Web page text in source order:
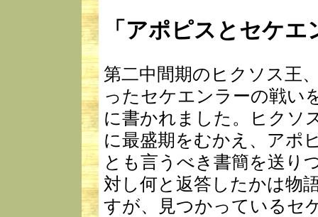
「アポピスとセケ
第二中間期のヒクソス王
ったセケエンラーの戦い
に書かれました。ヒクソ
に最盛期をむかえ、アポ
とも言うべき書簡を送り
対し何と返答したかは物
すが、見つかっているセ